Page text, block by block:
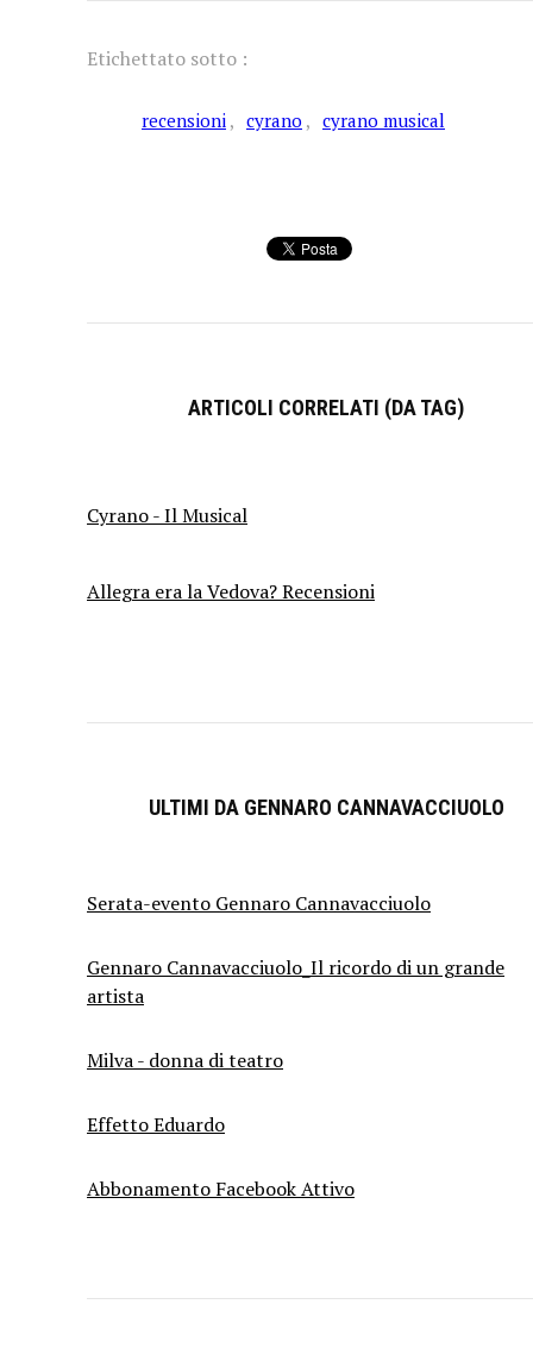
Etichettato sotto :
recensioni cyrano cyrano musical
ARTICOLI CORRELATI (DA TAG)
Cyrano - Il Musical
Allegra era la Vedova? Recensioni
ULTIMI DA GENNARO CANNAVACCIUOLO
Serata-evento Gennaro Cannavacciuolo
Gennaro Cannavacciuolo_Il ricordo di un grande
artista
Milva - donna di teatro
Effetto Eduardo
Abbonamento Facebook Attivo